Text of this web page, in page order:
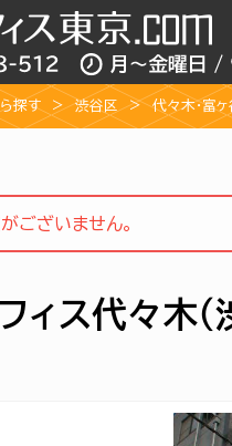
探す 渋谷区 代々木・富
ございません。
ィス代々木